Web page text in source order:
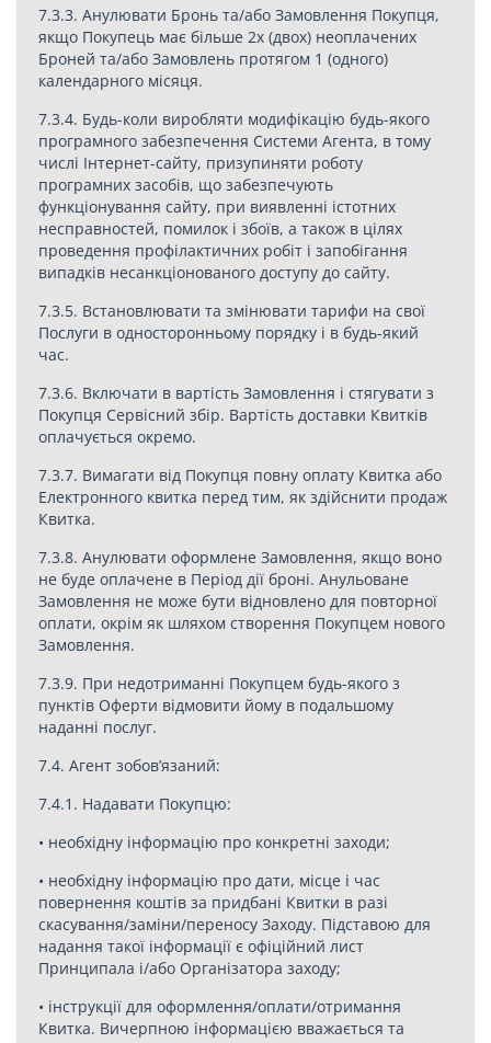
7.3.3. Анулювати Бронь та/або Замовлення Покупця,
якщо Покупець має більше 2х (двох) неоплачених
Броней та/або Замовлень протягом 1 (одного)
календарного місяця.
7.3.4. Будь-коли виробляти модифікацію будь-якого
програмного забезпечення Системи Агента, в тому
числі Інтернет-сайту, призупиняти роботу
програмних засобів, що забезпечують
функціонування сайту, при виявленні істотних
несправностей, помилок і збоїв, а також в цілях
проведення профілактичних робіт і запобігання
випадків несанкціонованого доступу до сайту.
7.3.5. Встановлювати та змінювати тарифи на свої
Послуги в односторонньому порядку і в будь-який
час.
7.3.6. Включати в вартість Замовлення і стягувати з
Покупця Сервісний збір. Вартість доставки Квитків
оплачується окремо.
7.3.7. Вимагати від Покупця повну оплату Квитка або
Електронного квитка перед тим, як здійснити продаж
Квитка.
7.3.8. Анулювати оформлене Замовлення, якщо воно
не буде оплачене в Період дії броні. Анульоване
Замовлення не може бути відновлено для повторної
оплати, окрім як шляхом створення Покупцем нового
Замовлення.
7.3.9. При недотриманні Покупцем будь-якого з
пунктів Оферти відмовити йому в подальшому
наданні послуг.
7.4. Агент зобов’язаний:
7.4.1. Надавати Покупцю:
• необхідну інформацію про конкретні заходи;
• необхідну інформацію про дати, місце і час
повернення коштів за придбані Квитки в разі
скасування/заміни/переносу Заходу. Підставою для
надання такої інформації є офіційний лист
Принципала і/або Організатора заходу;
• інструкції для оформлення/оплати/отримання
Квитка. Вичерпною інформацією вважається та